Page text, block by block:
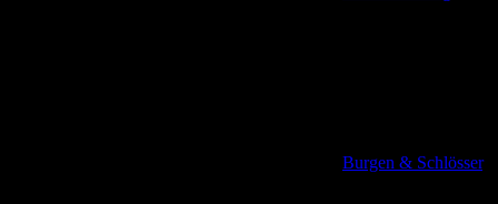
Burgen & Schlösser,